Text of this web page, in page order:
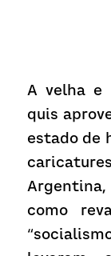
A velha e
quis
estado de
como